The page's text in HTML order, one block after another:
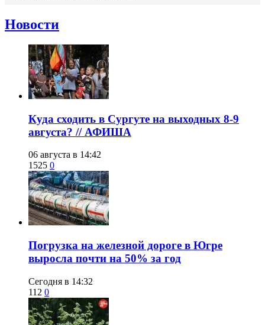
Новости
​Куда сходить в Сургуте на выходных 8-9
августа? // АФИША
06 августа в 14:42
1525 0
​Погрузка на железной дороге в Югре
выросла почти на 50% за год
Сегодня в 14:32
112 0